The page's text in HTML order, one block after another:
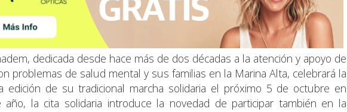
dedicada desde hace más de dos décadas a la atención y apoyo de
problemas de salud mental y sus familias en la Marina Alta, celebrará la
edición de su tradicional marcha solidaria el próximo 5 de octubre en
año, la cita solidaria introduce la novedad de participar también en la